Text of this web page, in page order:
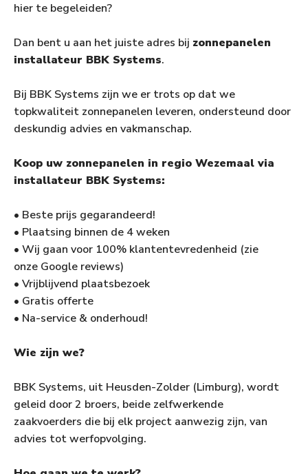
hier te begeleiden?
Dan bent u aan het juiste adres bij zonnepanelen
installateur BBK Systems.
Bij BBK Systems zijn we er trots op dat we
topkwaliteit zonnepanelen leveren, ondersteund door
deskundig advies en vakmanschap.
Koop uw zonnepanelen in regio Wezemaal via
installateur BBK Systems:
• Beste prijs gegarandeerd!
• Plaatsing binnen de 4 weken
• Wij gaan voor 100% klantentevredenheid (zie
onze Google reviews)
• Vrijblijvend plaatsbezoek
• Gratis offerte
• Na-service & onderhoud!
Wie zijn we?
BBK Systems, uit Heusden-Zolder (Limburg), wordt
geleid door 2 broers, beide zelfwerkende
zaakvoerders die bij elk project aanwezig zijn, van
advies tot werfopvolging.